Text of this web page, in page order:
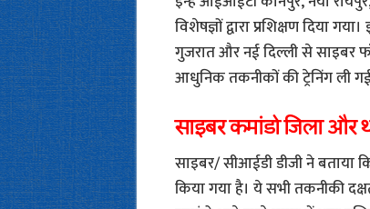
विशेषज्ञों द्वारा प्रशिक्षण दिया
गुजरात और नई दिल्ली से साइबर
आधुनिक तकनीकों की ट्रेनिंग ली
साइबर कमांडो जिला और
साइबर/ सीआईडी डीजी ने बताया
किया गया है। ये सभी तकनीकी